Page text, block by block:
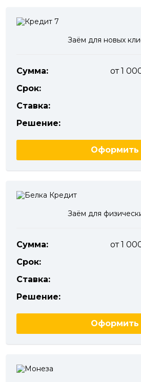
Заём для новых
Сумма:
от 1
Срок:
Ставка:
Решение:
Оформить
Заём для
Сумма:
от 1
Срок:
Ставка:
Решение:
Оформить